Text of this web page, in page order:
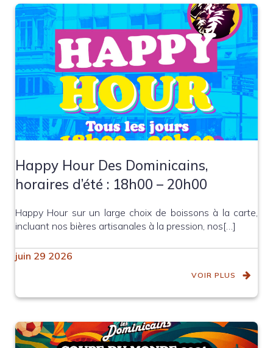
Happy Hour Des Dominicains,
horaires d’été : 18h00 – 20h00
Happy Hour sur un large choix de boissons à la carte,
incluant nos bières artisanales à la pression, nos[…]
juin 29 2026
VOIR PLUS